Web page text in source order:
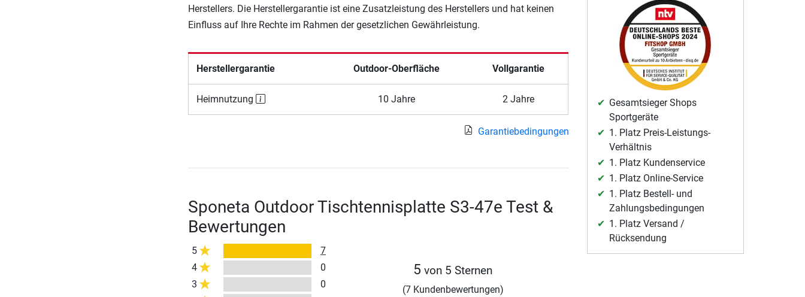
Herstellers. Die Herstellergarantie ist eine Zusatzleistung des Herstellers und hat keinen
Einfluss auf Ihre Rechte im Rahmen der gesetzlichen Gewährleistung.
Herstellergarantie Outdoor-Oberfläche Vollgarantie
Heimnutzung 10 Jahre 2 Jahre
Garantiebedingungen
Sponeta Outdoor Tischtennisplatte S3-47e Test &
Bewertungen
5
7
4
0
3
0
5 von 5 Sternen
(7 Kundenbewertungen)
Gesamtsieger Shops
Sportgeräte
1. Platz Preis-Leistungs-
Verhältnis
1. Platz Kundenservice
1. Platz Online-Service
1. Platz Bestell- und
Zahlungsbedingungen
1. Platz Versand /
Rücksendung